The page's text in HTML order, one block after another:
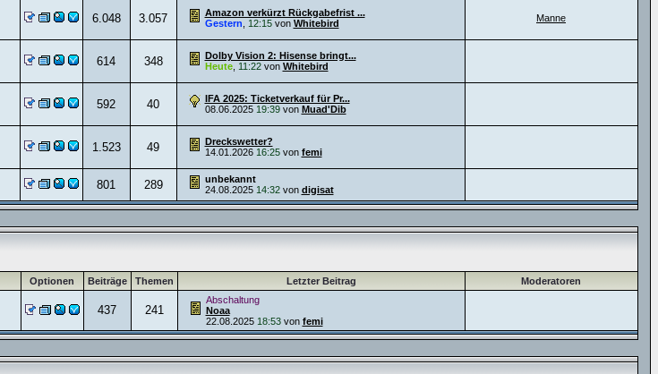
6.048 3.057
Amazon verkürzt Rückgabefrist ...
Gestern
12:15von Whitebird Manne
614 348
Dolby Vision 2: Hisense bringt...
Heute, 11:22von Whitebird
592 40
IFA 2025: Ticketverkauf für Pr...
08.06.2025 19:39von Muad'Dib
1.523 49
Dreckswetter?
14.01.2026 16:25von femi
801 289
unbekannt
24.08.2025 14:32von digisat
Optionen Beiträge Themen Letzter Beitrag Moderatoren
437 241
Abschaltung
Noaa
22.08.2025 18:53von femi